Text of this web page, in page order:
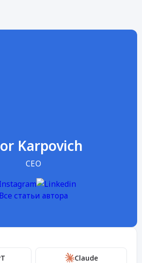
Karpovich
CEO
Все статьи автора
Claude